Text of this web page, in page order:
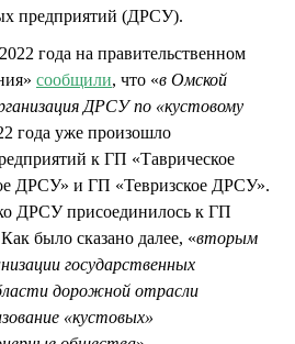
предприятий (ДРСУ).
года на правительственном
сообщили, что «в Омской
ДРСУ по «кустовому
года уже произошло
к ГП «Таврическое
ДРСУ» и ГП «Тевризское ДРСУ».
ДРСУ присоединилось к ГП
было сказано далее, «вторым
государственных
дорожной отрасли
«кустовых»